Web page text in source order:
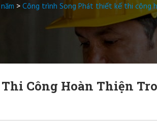
>Công trình Song Phát thiết kế thi công
Công Hoàn Thiện